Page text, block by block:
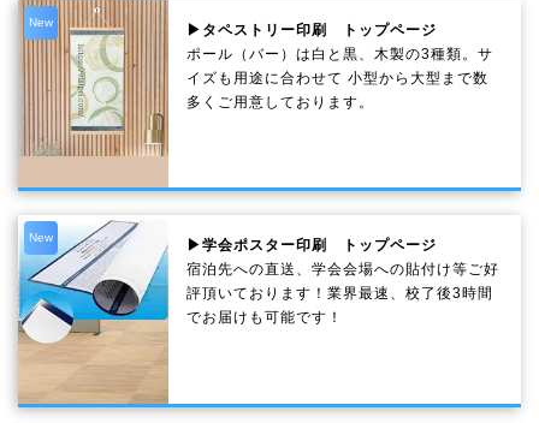
New
▶タペストリー印刷 トップページ
ポール（バー）は白と黒、木製の3種類。サ
イズも用途に合わせて 小型から大型まで数
多くご用意しております。
New
▶学会ポスター印刷 トップページ
宿泊先への直送、学会会場への貼付け等ご好
評頂いております！業界最速、校了後3時間
でお届けも可能です！